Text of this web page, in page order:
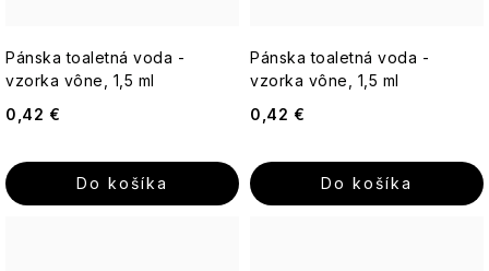
Pánska toaletná voda -
vzorka vône, 1,5 ml
0,42 €
Do košíka
Pánska toaletná voda -
vzorka vône, 1,5 ml
0,42 €
Do košíka